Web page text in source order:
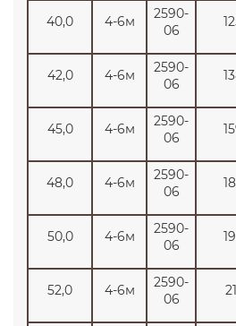
40,0 4-6м
2590-
06
42,0 4-6м
2590-
06
45,0 4-6м
2590-
06
48,0 4-6м
2590-
06
50,0 4-6м
2590-
06
52,0 4-6м
2590-
06